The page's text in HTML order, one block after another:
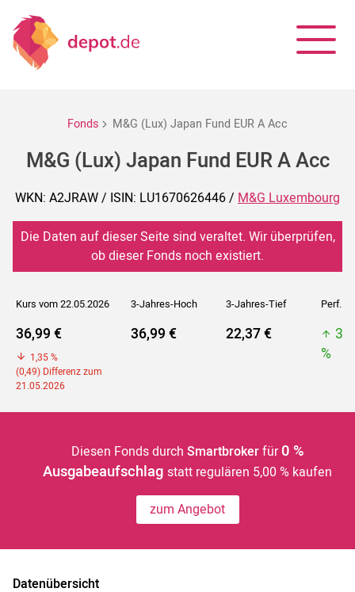
Fonds M&G (Lux) Japan Fund EUR A Acc
M&G (Lux) Japan Fund EUR A Acc
WKN: A2JRAW / ISIN: LU1670626446 / M&G Luxembourg
Die Daten auf dieser Seite sind veraltet. Wir überprüfen,
ob dieser Fonds noch existiert.
Kurs vom 22.05.2026 3-Jahres-Hoch 3-Jahres-Tief Perf. 5J
36,99 €
1,35 %
(0,49) Differenz zum
21.05.2026
36,99 € 22,37 €
%
Diesen Fonds durch Smartbrokerfür 0 %
Ausgabeaufschlagstatt regulären 5,00 % kaufen
zum Angebot
Datenübersicht